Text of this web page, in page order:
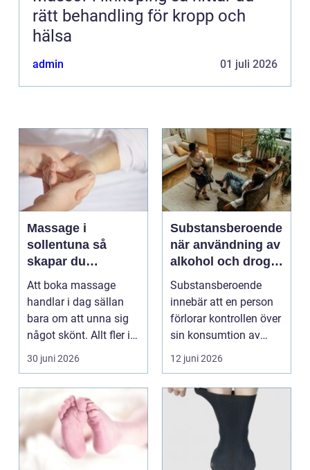
rätt behandling för kropp och
hälsa
admin 01 juli 2026
Massage i
sollentuna så
skapar du
återhämtning i
vardagen
Att boka massage
handlar i dag sällan
bara om att unna sig
något skönt. Allt fler i
Sollentuna söker...
30 juni 2026
Substansberoende
när användning av
alkohol och droger
tar över vardagen
Substansberoende
innebär att en person
förlorar kontrollen över
sin konsumtion av
alkohol, läkemedel...
12 juni 2026